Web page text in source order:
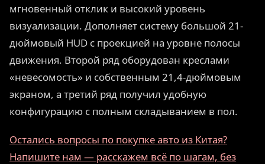
мгновенный отклик и высокий уровень
визуализации. Дополняет систему большой 21-
дюймовый HUD с проекцией на уровне полосы
движения. Второй ряд оборудован креслами
«невесомость» и собственным 21,4-дюймовым
экраном, а третий ряд получил удобную
конфигурацию с полным складыванием в пол.
Остались вопросы по покупке авто из Китая?
Напишите нам — расскажем всё по шагам, без